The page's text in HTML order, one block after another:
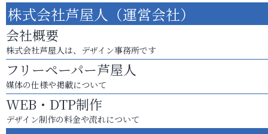
株式会社芦屋人（運営会社）
会社概要
株式会社芦屋人は、デザイン事務所です
フリーペーパー芦屋人
媒体の仕様や掲載について
WEB・DTP制作
デザイン制作の料金や流れについて